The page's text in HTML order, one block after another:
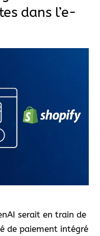
dans l’e-
serait en train de
de paiement intégré